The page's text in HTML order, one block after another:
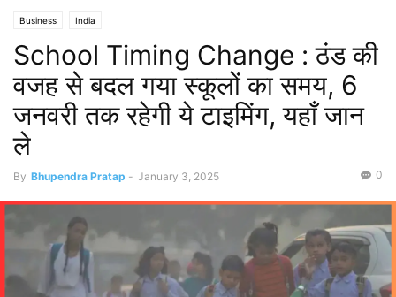
Business India
School Timing Change : ठंड की
वजह से बदल गया स्कूलों का समय, 6
जनवरी तक रहेगी ये टाइमिंग, यहाँ जान
ले
By Bhupendra Pratap - January 3, 2025 0